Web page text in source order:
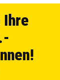
Ihre